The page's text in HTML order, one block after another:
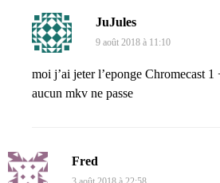
JuJules
9 août 2018 à 11:10
moi j’ai jeter l’eponge Chromecast
aucun mkv ne passe
Fred